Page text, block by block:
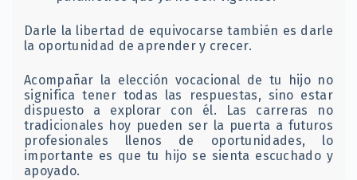
Darle la libertad de equivocarse también es darle
la oportunidad de aprender y crecer.
Acompañar la elección vocacional de tu hijo no
significa tener todas las respuestas, sino estar
dispuesto a explorar con él. Las carreras no
tradicionales hoy pueden ser la puerta a futuros
profesionales llenos de oportunidades, lo
importante es que tu hijo se sienta escuchado y
apoyado.